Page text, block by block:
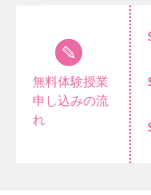
無料体験授業
申し込みの流
れ